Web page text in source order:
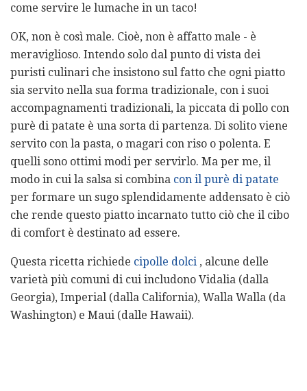
come servire le lumache in un taco!
OK, non è così male. Cioè, non è affatto male - è
meraviglioso. Intendo solo dal punto di vista dei
puristi culinari che insistono sul fatto che ogni piatto
sia servito nella sua forma tradizionale, con i suoi
accompagnamenti tradizionali, la piccata di pollo con
purè di patate è una sorta di partenza. Di solito viene
servito con la pasta, o magari con riso o polenta. E
quelli sono ottimi modi per servirlo. Ma per me, il
modo in cui la salsa si combina con il purè di patate
per formare un sugo splendidamente addensato è ciò
che rende questo piatto incarnato tutto ciò che il cibo
di comfort è destinato ad essere.
Questa ricetta richiede cipolle dolci , alcune delle
varietà più comuni di cui includono Vidalia (dalla
Georgia), Imperial (dalla California), Walla Walla (da
Washington) e Maui (dalle Hawaii).